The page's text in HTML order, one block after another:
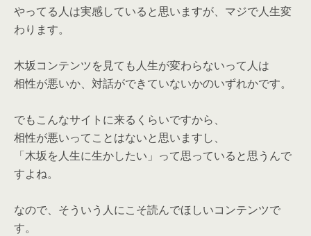
やってる人は実感していると思いますが、マジで人生変
わります。
木坂コンテンツを見ても人生が変わらないって人は
相性が悪いか、対話ができていないかのいずれかです。
でもこんなサイトに来るくらいですから、
相性が悪いってことはないと思いますし、
「木坂を人生に生かしたい」って思っていると思うんで
すよね。
なので、そういう人にこそ読んでほしいコンテンツで
す。